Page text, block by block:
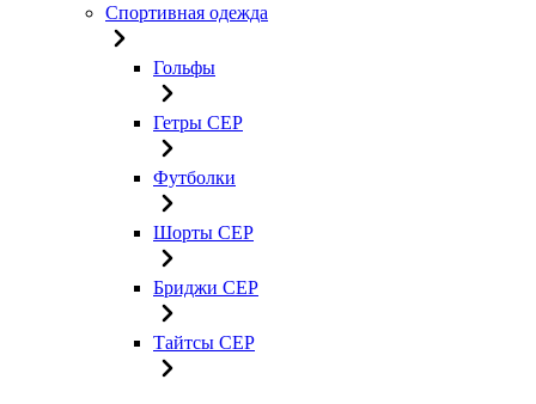
Спортивная одежда
Гольфы
Гетры CEP
Футболки
Шорты CEP
Бриджи CEP
Тайтсы CEP